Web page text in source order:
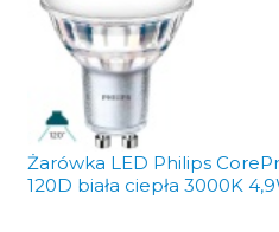
Żarówka LED Philips
120D biała ciepła 3000K